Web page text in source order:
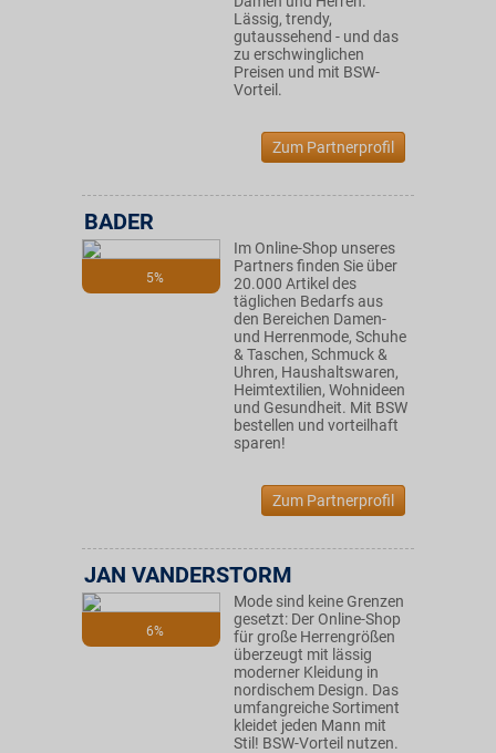
Lässig, trendy,
gutaussehend - und das
zu erschwinglichen
Preisen und mit BSW-
Vorteil.
Zum Partnerprofil
5%
BADER
Im Online-Shop unseres
Partners finden Sie über
20.000 Artikel des
täglichen Bedarfs aus
den Bereichen Damen-
und Herrenmode, Schuhe
& Taschen, Schmuck &
Uhren, Haushaltswaren,
Heimtextilien, Wohnideen
und Gesundheit. Mit BSW
bestellen und vorteilhaft
sparen!
Zum Partnerprofil
6%
JAN VANDERSTORM
Mode sind keine Grenzen
gesetzt: Der Online-Shop
für große Herrengrößen
überzeugt mit lässig
moderner Kleidung in
nordischem Design. Das
umfangreiche Sortiment
kleidet jeden Mann mit
Stil! BSW-Vorteil nutzen.